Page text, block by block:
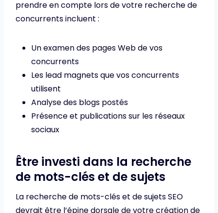
prendre en compte lors de votre recherche de
concurrents incluent :
Un examen des pages Web de vos
concurrents
Les lead magnets que vos concurrents
utilisent
Analyse des blogs postés
Présence et publications sur les réseaux
sociaux
Être investi dans la recherche
de mots-clés et de sujets
La recherche de mots-clés et de sujets SEO
devrait être l’épine dorsale de votre création de